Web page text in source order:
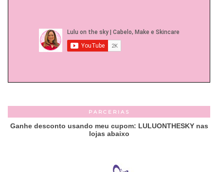
PARCERIAS
Ganhe desconto usando meu cupom: LULUONTHESKY nas
lojas abaixo